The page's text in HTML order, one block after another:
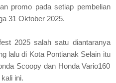
promo pada setiap pembelian
31 Oktober 2025.
2025 salah satu diantaranya
lalu di Kota Pontianak Selain itu
Scoopy dan Honda Vario160
ini.